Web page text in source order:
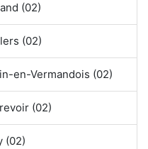
(02)
(02)
en-Vermandois (02)
(02)
(02)